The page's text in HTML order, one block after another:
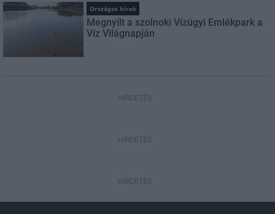
Országos hírek
Megnyílt a szolnoki Vízügyi Emlékpark a
Víz Világnapján
HIRDETÉS
HIRDETÉS
HIRDETÉS